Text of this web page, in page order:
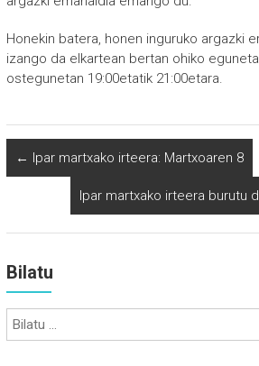
Honekin batera, honen inguruko argazki
izango da elkartean bertan ohiko
ostegunetan 19:00etatik 21:00etara.
← Ipar martxako irteera: Martxoaren 8
Ipar martxako irteera burutu
Bilatu